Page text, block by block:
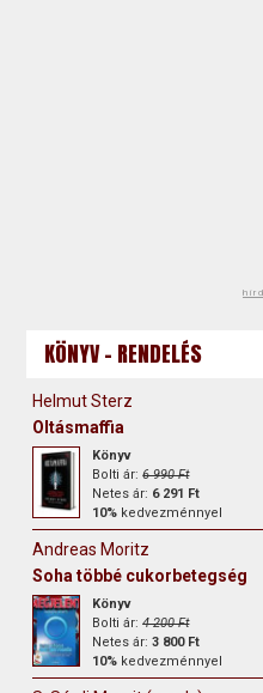
KÖNYV - RENDELÉS
Helmut Sterz
Oltásmaffia
Könyv
Bolti ár:6 990 Ft
Netes ár: 6 291 Ft
10% kedvezménnyel
Andreas Moritz
Soha többé cukorbetegség
Könyv
Bolti ár:4 200 Ft
Netes ár:3 800 Ft
10% kedvezménnyel